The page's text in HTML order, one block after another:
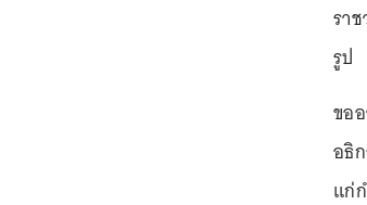
รา
รูป
ขอ
อธิ
แก่